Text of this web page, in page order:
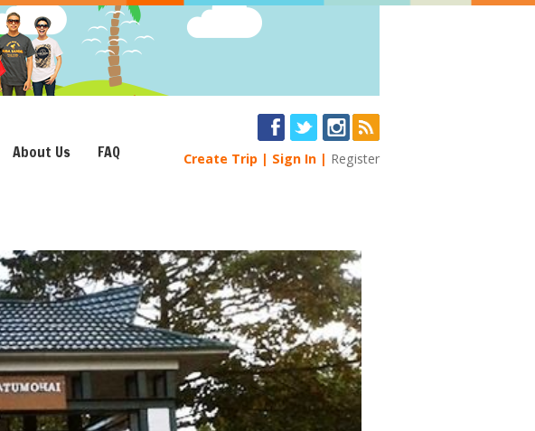
About Us FAQ Create Trip Sign In Register